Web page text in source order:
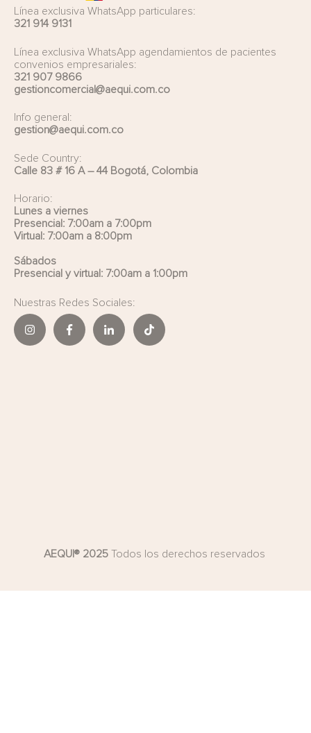
Línea exclusiva WhatsApp particulares:
321 914 9131
Línea exclusiva WhatsApp agendamientos de pacientes
convenios empresariales:
321 907 9866
gestioncomercial@aequi.com.co
Info general:
gestion@aequi.com.co
Sede Country:
Calle 83 # 16 A – 44 Bogotá, Colombia
Horario:
Lunes a viernes
Presencial: 7:00am a 7:00pm
Virtual: 7:00am a 8:00pm
Sábados
Presencial y virtual: 7:00am a 1:00pm
Nuestras Redes Sociales:
AEQUI® 2025Todos los derechos reservados